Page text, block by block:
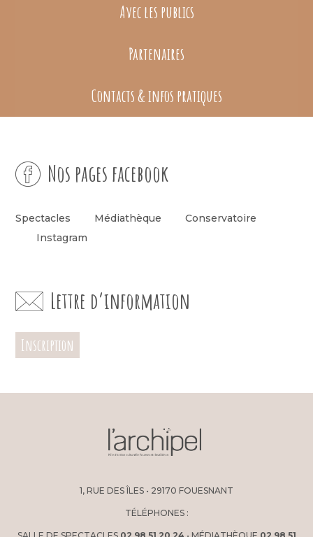
Avec les publics
Partenaires
Contacts & infos pratiques
Nos pages facebook
Spectacles Médiathèque
Conservatoire
Instagram
Lettre d’information
Inscription
1, RUE DES ÎLES • 29170 FOUESNANT
TÉLÉPHONES :